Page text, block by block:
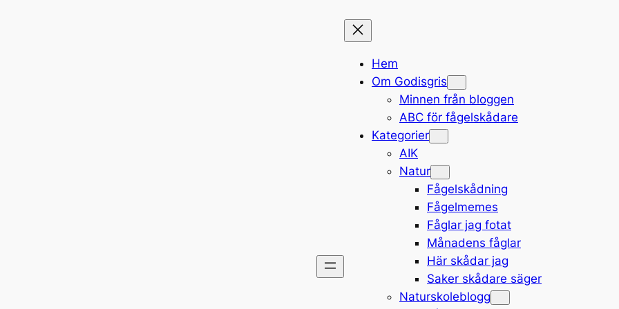
Hem
Om Godisgris
Minnen från bloggen
ABC för fågelskådare
Kategorier
AIK
Natur
Fågelskådning
Fågelmemes
Fåglar jag fotat
Månadens fåglar
Här skådar jag
Saker skådare säger
Naturskoleblogg